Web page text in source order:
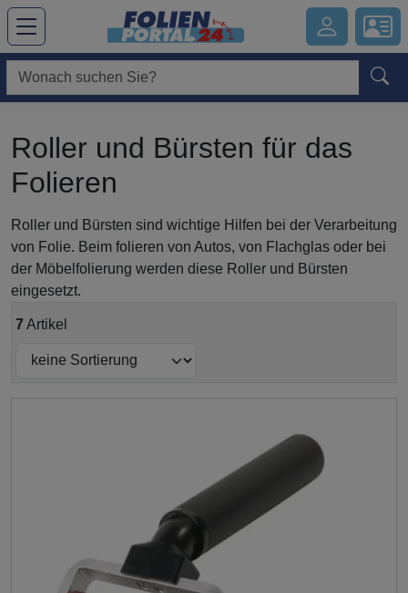
Hauptregion der Seite anspringen
Roller und Bürsten für das
Folieren
Roller und Bürsten sind wichtige Hilfen bei der Verarbeitung
von Folie. Beim folieren von Autos, von Flachglas oder bei
der Möbelfolierung werden diese Roller und Bürsten
eingesetzt.
7 Artikel